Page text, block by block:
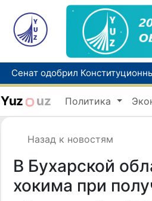
В Узбекистане упростят
Yuz uz Политика
Назад к новостям
В Бухарской
хокима при